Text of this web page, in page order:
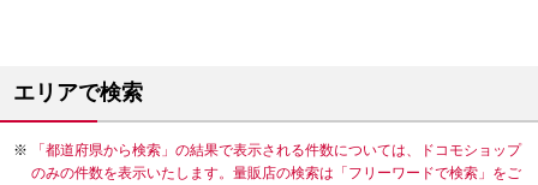
エリアで検索
「都道府県から検索」の結果で表示される件数については、ドコモショップ
のみの件数を表示いたします。量販店の検索は「フリーワードで検索」をご